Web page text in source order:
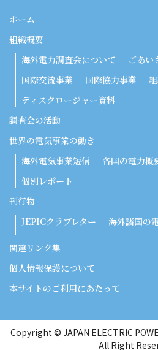
ホーム
組織概要
海外電力調査会について
ごあい
国際交流事業
国際協力事業
ディスクロージャー資料
調査会の活動
世界の電気事業の動き
海外電気事業短信
各国の電力概
個別レポート
刊行物
JEPICクラブレター
海外諸国の
関連リンク集
個人情報保護について
本サイトのご利用にあたって
Copyright © JAPAN ELECTRIC
All Right